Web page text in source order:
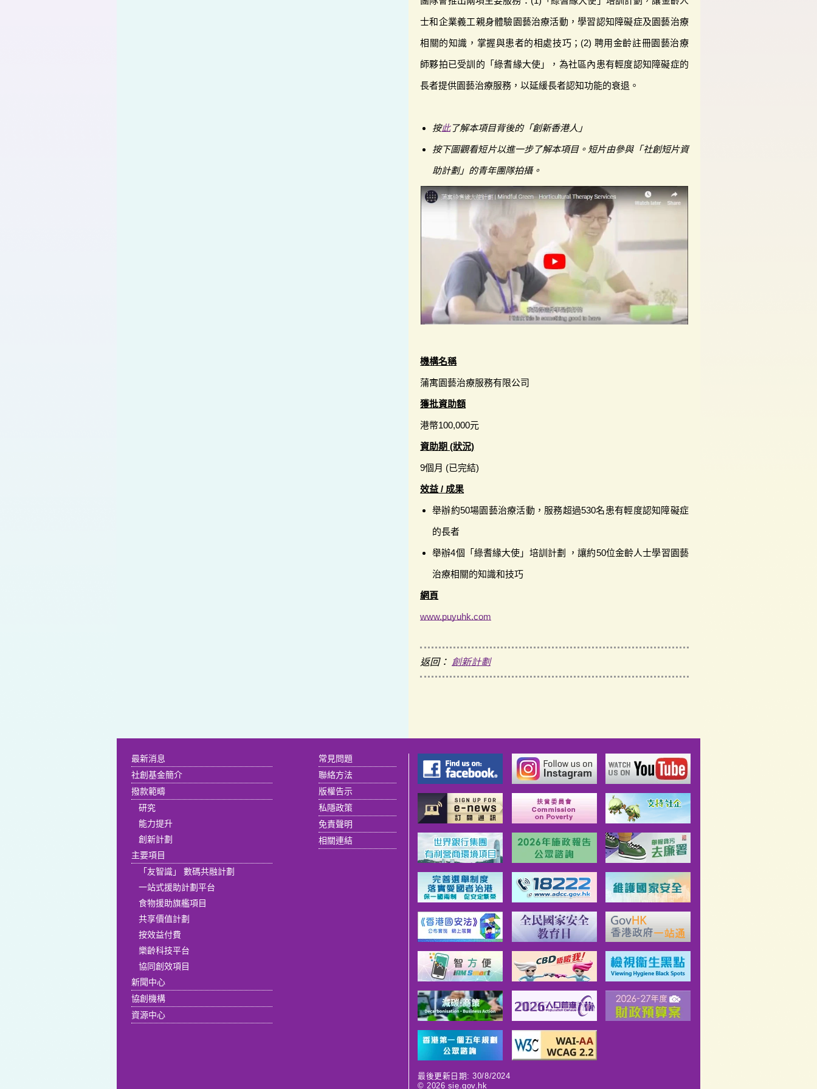
士和企業義工親身體驗園藝治療活動，學習認知障礙症及園藝治療
相關的知識，掌握與患者的相處技巧；(2) 聘用金齡註冊園藝治療
師夥拍已受訓的「綠耆緣大使」，為社區內患有輕度認知障礙症的
長者提供園藝治療服務，以延緩長者認知功能的衰退。
按此了解本項目背後的「創新香港人」
按下圖觀看短片以進一步了解本項目。短片由參與「社創短片資
助計劃」的青年團隊拍攝。
機構名稱
蒲寓園藝治療服務有限公司
獲批資助額
港幣100,000元
資助期 (狀況)
9個月 (已完結)
效益 / 成果
舉辦約50場園藝治療活動，服務超過530名患有輕度認知障礙症
的長者
舉辦4個「綠耆緣大使」培訓計劃 ，讓約50位金齡人士學習園藝
治療相關的知識和技巧
網頁
www.puyuhk.com
返回： 創新計劃
最新消息
社創基金簡介
撥款範疇
研究
能力提升
創新計劃
主要項目
「友智識」 數碼共融計劃
一站式援助計劃平台
食物援助旗艦項目
共享價值計劃
按效益付費
樂齡科技平台
協同創效項目
新聞中心
協創機構
資源中心
常見問題
聯絡方法
版權告示
私隱政策
免責聲明
相關連結
最後更新日期: 30/8/2024
©2026 sie.gov.hk